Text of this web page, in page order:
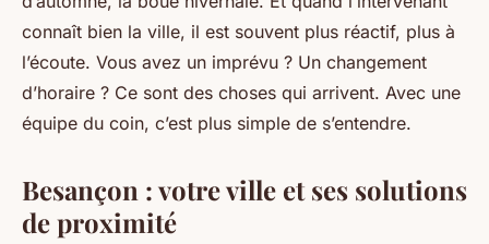
connaît bien la ville, il est souvent plus réactif, plus à
l’écoute. Vous avez un imprévu ? Un changement
d’horaire ? Ce sont des choses qui arrivent. Avec une
équipe du coin, c’est plus simple de s’entendre.
Besançon : votre ville et ses solutions
de proximité